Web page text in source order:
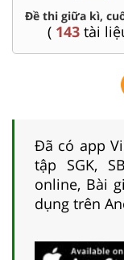
giữa kì, cuối kì 12
tài liệu )
Đã có app
tập SGK,
online, Bài
dụng trên